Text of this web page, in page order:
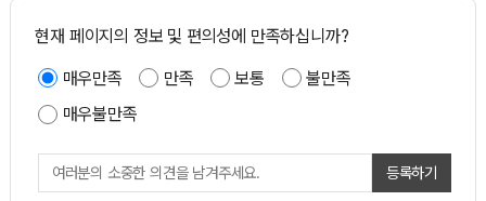
현재 페이지의 정보 및 편의성에 만족하십니까?
매우만족 만족 보통
불만족
매우불만족
등록하기